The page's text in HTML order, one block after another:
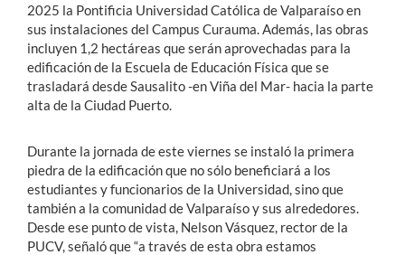
2025 la Pontificia Universidad Católica de Valparaíso en
sus instalaciones del Campus Curauma. Además, las obras
incluyen 1,2 hectáreas que serán aprovechadas para la
edificación de la Escuela de Educación Física que se
trasladará desde Sausalito -en Viña del Mar- hacia la parte
alta de la Ciudad Puerto.
Durante la jornada de este viernes se instaló la primera
piedra de la edificación que no sólo beneficiará a los
estudiantes y funcionarios de la Universidad, sino que
también a la comunidad de Valparaíso y sus alrededores.
Desde ese punto de vista, Nelson Vásquez, rector de la
PUCV, señaló que “a través de esta obra estamos